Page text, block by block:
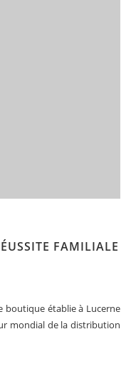
FAMILIALE
boutique établie à Lucerne
mondial de la distribution